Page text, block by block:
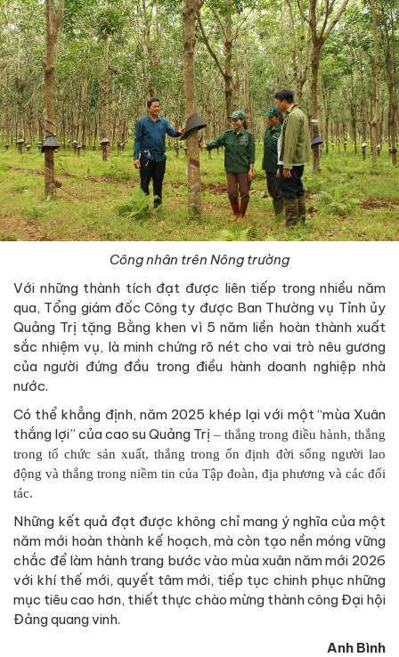
Công nhân trên Nông trường
Với những thành tích đạt được liên tiếp trong nhiều năm
qua, Tổng giám đốc Công ty được Ban Thường vụ Tỉnh ủy
Quảng Trị tặng Bằng khen vì 5 năm liền hoàn thành xuất
sắc nhiệm vụ, là minh chứng rõ nét cho vai trò nêu gương
của người đứng đầu trong điều hành doanh nghiệp nhà
nước.
Có thể khẳng định, năm 2025 khép lại với một “mùa Xuân
thắng lợi” của cao su Quảng Trị – thắng trong điều hành, thắng
trong tổ chức sản xuất, thắng trong ổn định đời sống người lao
động và thắng trong niềm tin của Tập đoàn, địa phương và các đối
tác.
Những kết quả đạt được không chỉ mang ý nghĩa của một
năm mới hoàn thành kế hoạch, mà còn tạo nền móng vững
chắc để làm hành trang bước vào mùa xuân năm mới 2026
với khí thế mới, quyết tâm mới, tiếp tục chinh phục những
mục tiêu cao hơn, thiết thực chào mừng thành công Đại hội
Đảng quang vinh.
Anh Bình